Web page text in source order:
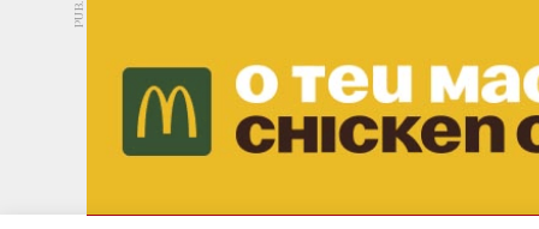
PUB.
Hoje 16ºC 28ºC DMtv